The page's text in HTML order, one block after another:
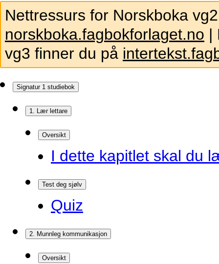
Nettressurs for Norskboka
norskboka.fagbokforlaget.no |
vg3 finner du på
Signatur 1 studiebok
1. Lær lettare
Oversikt
I dette kapitlet skal du
Test deg sjølv
Quiz
2. Munnleg kommunikasjon
Oversikt